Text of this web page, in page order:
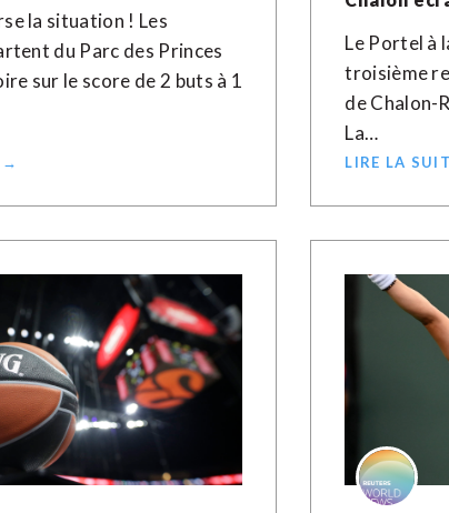
la situation ! Les
du Parc des Princes
sur le score de 2 buts à 1
→
Le Portel à
troisième
de Chalon-
La…
LIRE LA